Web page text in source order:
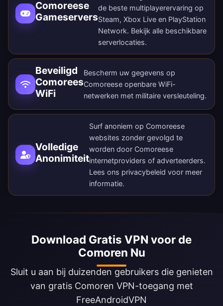
Comoreese
Gameservers
de beste multiplayerervaring op
Steam, Xbox Live en PlayStation
Network. Bekijk alle beschikbare
serverlocaties.
Beveiligd
Comorees
WiFi
Bescherm uw gegevens op
Comoreese openbare WiFi-
netwerken met militaire versleuteling.
Volledige
Anonimiteit
Surf anoniem op Comoreese
websites zonder gevolgd te
worden door Comoreese
internetproviders of adverteerders.
Lees ons privacybeleid voor meer
informatie.
Download Gratis VPN voor de
Comoren Nu
Sluit u aan bij duizenden gebruikers die genieten
van gratis Comoren VPN-toegang met
FreeAndroidVPN